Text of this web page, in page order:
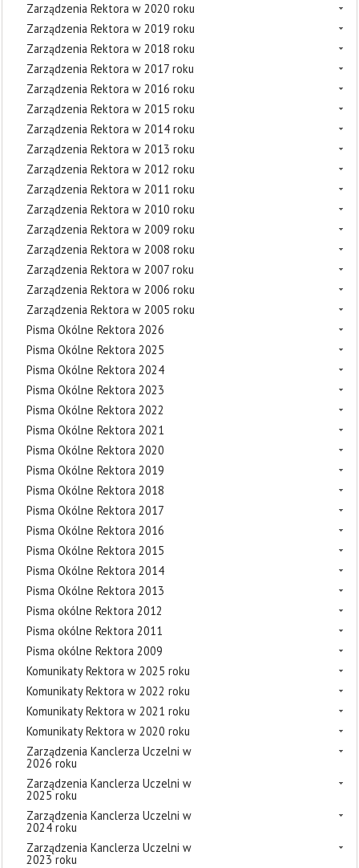
Zarządzenia Rektora w 2020 roku
Zarządzenia Rektora w 2019 roku
Zarządzenia Rektora w 2018 roku
Zarządzenia Rektora w 2017 roku
Zarządzenia Rektora w 2016 roku
Zarządzenia Rektora w 2015 roku
Zarządzenia Rektora w 2014 roku
Zarządzenia Rektora w 2013 roku
Zarządzenia Rektora w 2012 roku
Zarządzenia Rektora w 2011 roku
Zarządzenia Rektora w 2010 roku
Zarządzenia Rektora w 2009 roku
Zarządzenia Rektora w 2008 roku
Zarządzenia Rektora w 2007 roku
Zarządzenia Rektora w 2006 roku
Zarządzenia Rektora w 2005 roku
Pisma Okólne Rektora 2026
Pisma Okólne Rektora 2025
Pisma Okólne Rektora 2024
Pisma Okólne Rektora 2023
Pisma Okólne Rektora 2022
Pisma Okólne Rektora 2021
Pisma Okólne Rektora 2020
Pisma Okólne Rektora 2019
Pisma Okólne Rektora 2018
Pisma Okólne Rektora 2017
Pisma Okólne Rektora 2016
Pisma Okólne Rektora 2015
Pisma Okólne Rektora 2014
Pisma Okólne Rektora 2013
Pisma okólne Rektora 2012
Pisma okólne Rektora 2011
Pisma okólne Rektora 2009
Komunikaty Rektora w 2025 roku
Komunikaty Rektora w 2022 roku
Komunikaty Rektora w 2021 roku
Komunikaty Rektora w 2020 roku
Zarządzenia Kanclerza Uczelni w
2026 roku
Zarządzenia Kanclerza Uczelni w
2025 roku
Zarządzenia Kanclerza Uczelni w
2024 roku
Zarządzenia Kanclerza Uczelni w
2023 roku